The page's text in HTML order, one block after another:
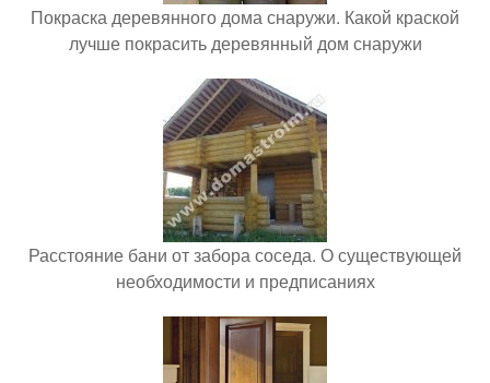
Покраска деревянного дома снаружи. Какой краской
лучше покрасить деревянный дом снаружи
Расстояние бани от забора соседа. О существующей
необходимости и предписаниях